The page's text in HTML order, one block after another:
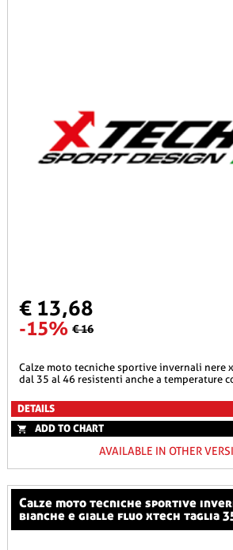
€ 13,68
-15% € 16
calze moto tecniche sportive invernali nere xtech taglie variabili
dal 35 al 46 resistenti anche a temperature
DETAILS
ADD TO CHART
AVAILABLE IN OTHER
calze moto tecniche sportive invernali nere,
bianche e gialle fluo xtech taglia